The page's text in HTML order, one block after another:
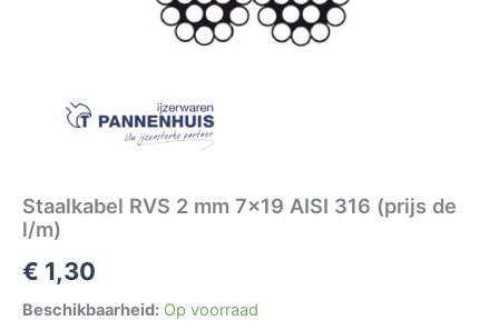
Staalkabel RVS 2 mm 7×19 AISI 316 (prijs de
l/m)
€ 1,30
Beschikbaarheid: Op voorraad